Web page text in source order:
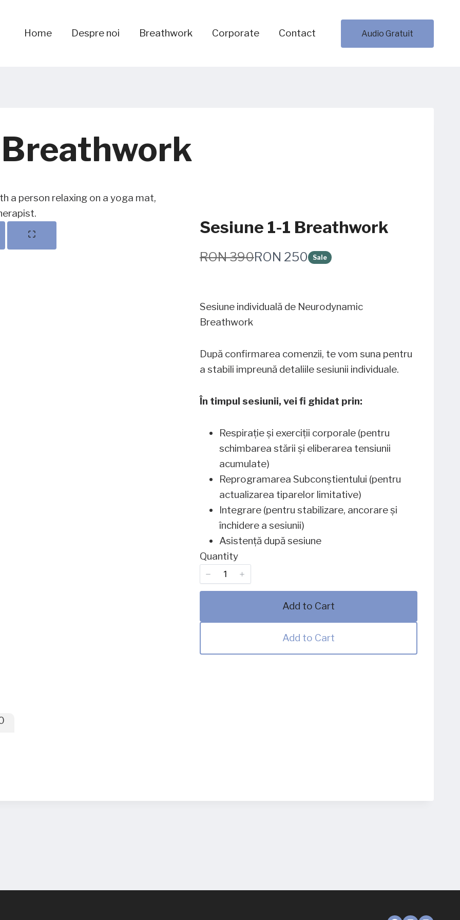
Home Despre noi Breathwork Corporate Contact Audio Gratuit
Breathwork
Sesiune 1-1 Breathwork
W
RON 390N
RON 250 Sale
Sesiune individuală de Neurodynamic
Breathwork
După confirmarea comenzii, te vom suna pentru
a stabili impreună detaliile sesiunii individuale.
În timpul sesiunii, vei fi ghidat prin:
Respirație și exerciții corporale (pentru
schimbarea stării și eliberarea tensiunii
acumulate)
Reprogramarea Subconștientului (pentru
actualizarea tiparelor limitative)
Integrare (pentru stabilizare, ancorare și
închidere a sesiunii)
Asistență după sesiune
Quantity
Add to Cart
Add to Cart